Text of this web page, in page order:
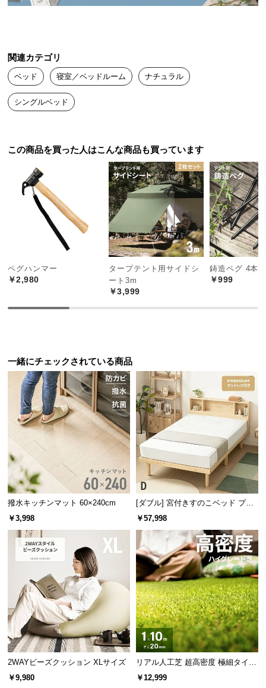
い
て
大
品
配
送
中
型
品
に
つ
い
て
型
品
の
配
送
に
つ
開
梱
設
置
ビ
日本国内生産だからこそ実現できたクオリティ。安
心・安全な製品をお届けできるよう、徹底した品質
管理のもと、熟練の職人たちが心を込めて製造して
います。
日本
い草の自然な色彩や心地よい香りに癒される畳ベッ
ド。お部屋にさりげなく和を取り入れることができ
ます。
美しい木目調のデザイン
ベッドフレームには優しい風合いの木目を施し、現
代の生活にも取り入れやすいデザインに仕上げまし
た。
関連カテゴリ
ベッド 寝室／ベッドルーム ナチュラル
シングルベッド
この商品を買った人はこんな商品も買っています
ペグハンマー
￥2,980
タープテント用サイドシ
ート3m
￥3,999
鋳造ペグ 4本
￥999
一緒にチェックされている商品
撥水キッチンマット 60×240cm
￥3,998
[ダブル] 宮付きすのこベッド プレ
ミアムマットレス付き
￥57,998
2WAYビーズクッション XLサイズ
￥9,980
リアル人工芝 超高密度 極細タイプ
芝丈20mm 1×10m
￥12,999